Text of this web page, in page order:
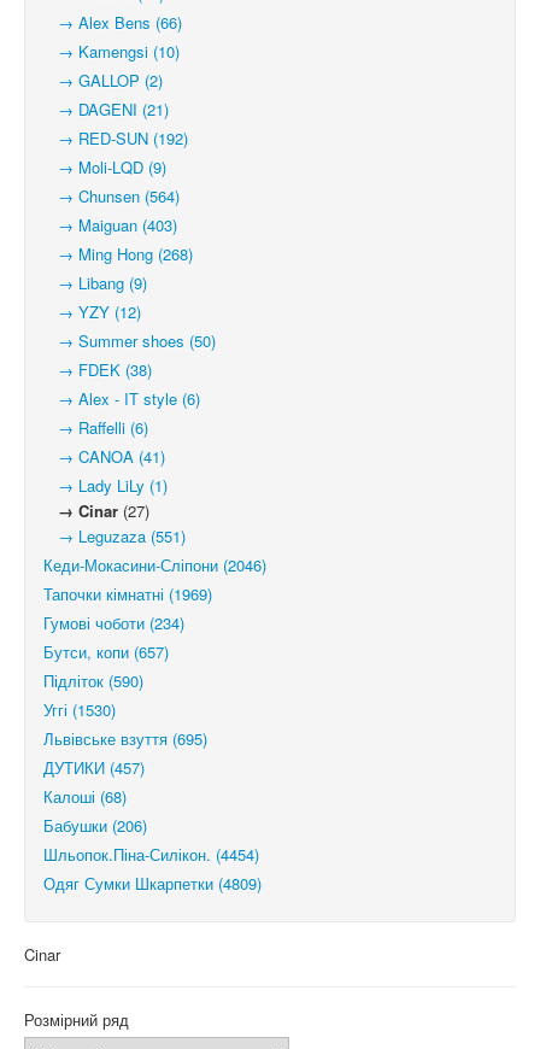
→ Alex Bens (66)
→ Kamengsi (10)
→ GALLOP (2)
→ DAGENI (21)
→ RED-SUN (192)
→ Moli-LQD (9)
→ Chunsen (564)
→ Maiguan (403)
→ Ming Hong (268)
→ Libang (9)
→ YZY (12)
→ Summer shoes (50)
→ FDEK (38)
→ Alex - IT style (6)
→ Raffelli (6)
→ CANOA (41)
→ Lady LiLy (1)
→ Cinar (27)
→ Leguzaza (551)
Кеди-Мокасини-Сліпони (2046)
Тапочки кімнатні (1969)
Гумові чоботи (234)
Бутси, копи (657)
Підліток (590)
Уггі (1530)
Львівське взуття (695)
ДУТИКИ (457)
Калоші (68)
Бабушки (206)
Шльопок.Піна-Силікон. (4454)
Одяг Сумки Шкарпетки (4809)
Cinar
Розмірний ряд